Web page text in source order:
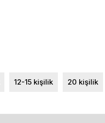
12-15 kişilik 20 kişilik